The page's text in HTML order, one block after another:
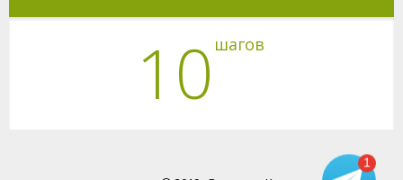
10 шагов
1